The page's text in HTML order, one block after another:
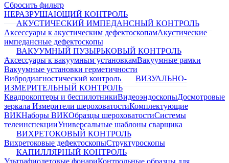
Сбросить фильтр
НЕРАЗРУШАЮЩИЙ КОНТРОЛЬ
АКУСТИЧЕСКИЙ ИМПЕДАНСНЫЙ КОНТРОЛЬ
Аксессуары к акустическим дефектоскопамАкустические
импедансные дефектоскопы
ВАКУУМНЫЙ ПУЗЫРЬКОВЫЙ КОНТРОЛЬ
Аксессуары к вакуумным установкамВакуумные рамки
Вакуумные установки герметичности
Вибродиагностический контроль
ВИЗУАЛЬНО-
ИЗМЕРИТЕЛЬНЫЙ КОНТРОЛЬ
Квадрокоптеры и беспилотникиВидеоэндоскопыДосмотровые
зеркала Измерители шероховатостиКомплектующие
ВИКНаборы ВИКОбразцы шероховатостиСистемы
телеинспекцииУниверсальные шаблоны сварщика
ВИХРЕТОКОВЫЙ КОНТРОЛЬ
Вихретоковые дефектоскопыСтруктуроскопы
КАПИЛЛЯРНЫЙ КОНТРОЛЬ